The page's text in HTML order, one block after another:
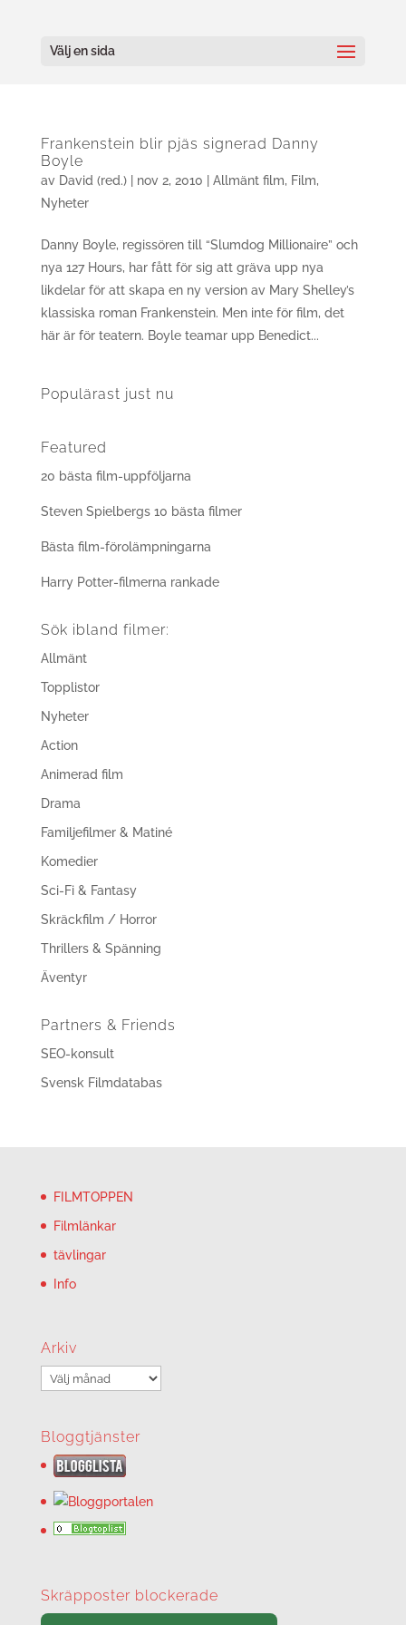
Välj en sida
Frankenstein blir pjäs signerad Danny
Boyle
av David (red.)| nov 2, 2010 Allmänt film, Film,
Nyheter
Danny Boyle, regissören till “Slumdog Millionaire” och
nya 127 Hours, har fått för sig att gräva upp nya
likdelar för att skapa en ny version av Mary Shelley’s
klassiska roman Frankenstein. Men inte för film, det
här är för teatern. Boyle teamar upp Benedict...
Populärast just nu
Featured
20 bästa film-uppföljarna
Steven Spielbergs 10 bästa filmer
Bästa film-förolämpningarna
Harry Potter-filmerna rankade
Sök ibland filmer:
Allmänt
Topplistor
Nyheter
Action
Animerad film
Drama
Familjefilmer & Matiné
Komedier
Sci-Fi & Fantasy
Skräckfilm / Horror
Thrillers & Spänning
Äventyr
Partners & Friends
SEO-konsult
Svensk Filmdatabas
FILMTOPPEN
Filmlänkar
tävlingar
Info
Arkiv
Arkiv
Bloggtjänster
Skräpposter blockerade